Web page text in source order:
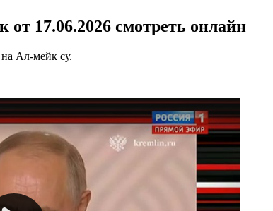
17.06.2026 смотреть онлайн
Ал-мейк су.